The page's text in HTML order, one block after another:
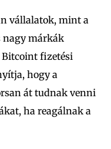
vállalatok, mint a
nagy márkák
fizetési
hogy a
át tudnak venni
ha reagálnak a